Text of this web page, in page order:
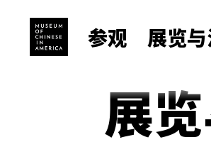
参观 展览与
展